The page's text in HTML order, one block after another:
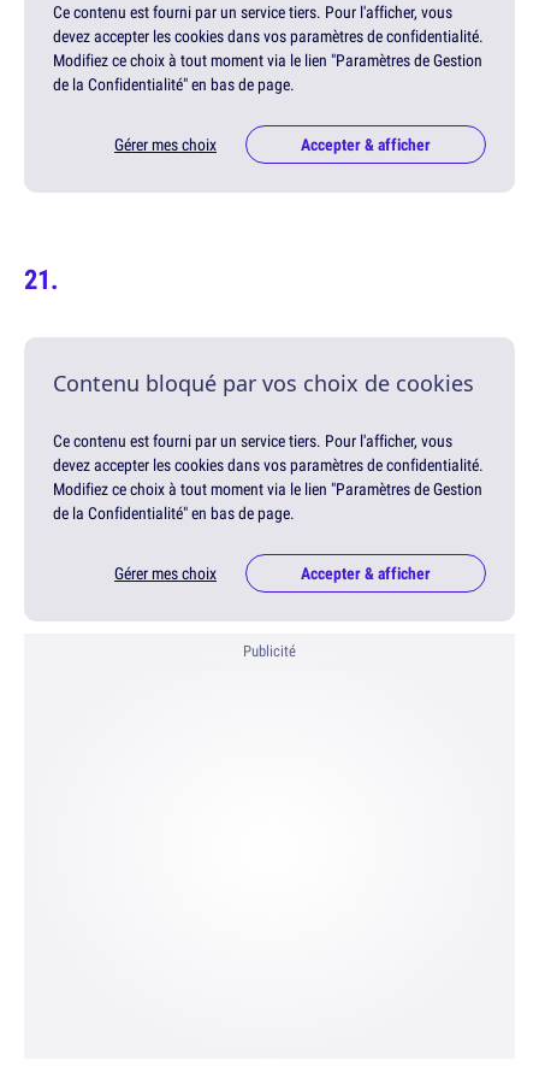
Ce contenu est fourni par un service tiers. Pour l'afficher, vous
devez accepter les cookies dans vos paramètres de confidentialité.
Modifiez ce choix à tout moment via le lien "Paramètres de Gestion
de la Confidentialité" en bas de page.
Gérer mes choix Accepter & afficher
Contenu bloqué par vos choix de cookies
Ce contenu est fourni par un service tiers. Pour l'afficher, vous
devez accepter les cookies dans vos paramètres de confidentialité.
Modifiez ce choix à tout moment via le lien "Paramètres de Gestion
de la Confidentialité" en bas de page.
Gérer mes choix Accepter & afficher
Publicité